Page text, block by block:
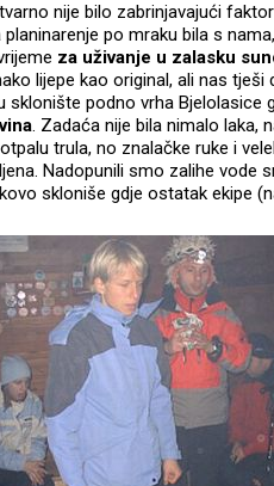
nije bilo zabrinjavajući
po mraku bila s
za uživanje u zalasku
lijepe kao original, ali nas
sklonište podno vrha Bjelolasice
. Zadaća nije bila nimalo laka,
trula, no znalačke ruke i
Nadopunili smo zalihe vode
skloniše gdje ostatak ekipe